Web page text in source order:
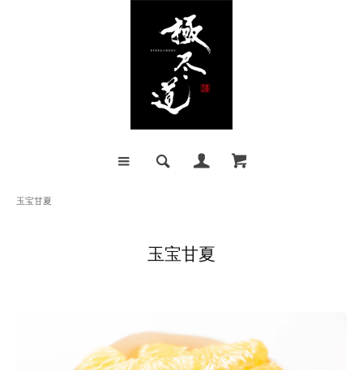
玉宝甘夏
玉宝甘夏